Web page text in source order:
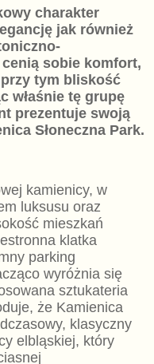
charakter
jak również
sobie komfort,
tym bliskość
właśnie tę grupę
prezentuje swoją
Słoneczna Park.
kamienicy, w
luksusu oraz
mieszkań
klatka
parking
wyróżnia się
sztukateria
że Kamienica
klasyczny
elbląskiej, który